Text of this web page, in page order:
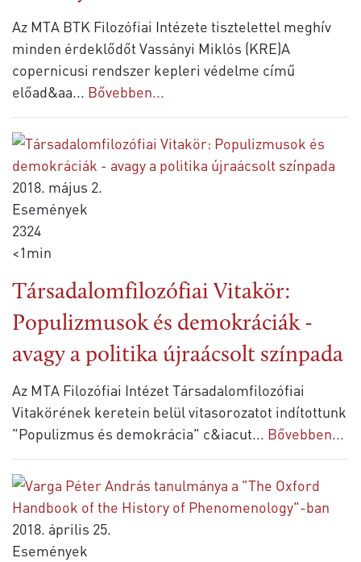
Az MTA BTK Filozófiai Intézete tisztelettel meghív
minden érdeklődőt Vassányi Miklós (KRE)A
copernicusi rendszer kepleri védelme című
előad&aa... Bővebben...
2018. május 2.
Események
2324
<1min
Társadalomfilozófiai Vitakör:
Populizmusok és demokráciák -
avagy a politika újraácsolt színpada
Az MTA Filozófiai Intézet Társadalomfilozófiai
Vitakörének keretein belül vitasorozatot indítottunk
"Populizmus és demokrácia" c&iacut... Bővebben...
2018. április 25.
Események